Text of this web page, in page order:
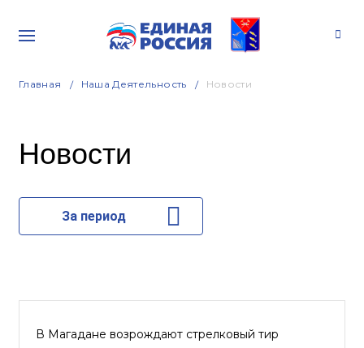
Главная Наша Деятельность Новости
Новости
За период
В Магадане возрождают стрелковый тир